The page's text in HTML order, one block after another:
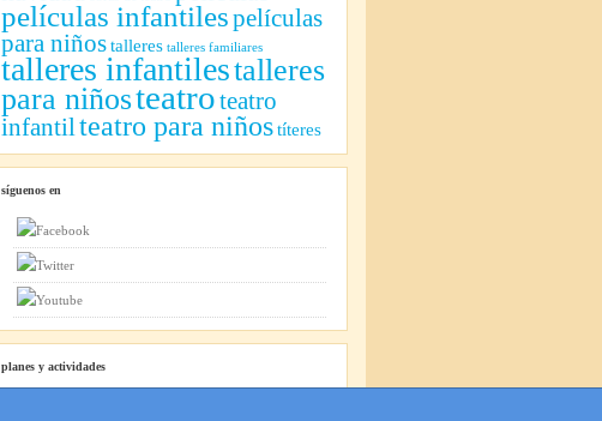
películas infantilespelículas
para niñostalleres talleres familiares
talleres infantilestalleres
para niñosteatroteatro
infantilteatro para niñostíteres
síguenos en
planes y actividades